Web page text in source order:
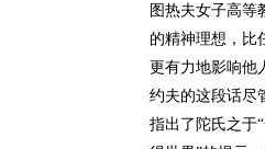
图热夫女子高等
的精神理想，比
更有力地影响他
约夫的这段话尽
指出了陀氏之于